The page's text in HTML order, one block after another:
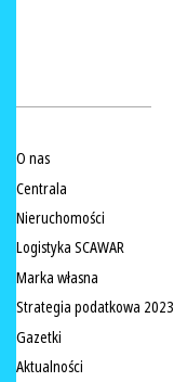
O nas
Centrala
Nieruchomości
Logistyka SCAWAR
Marka własna
Strategia podatkowa 2023
Gazetki
Aktualności